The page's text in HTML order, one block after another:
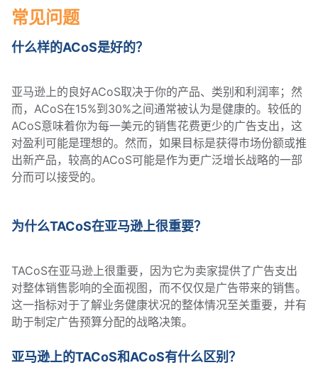
常见问题
什么样的ACoS是好的？
亚马逊上的良好ACoS取决于你的产品、类别和利润率；然
而，ACoS在15%到30%之间通常被认为是健康的。较低的
ACoS意味着你为每一美元的销售花费更少的广告支出，这
对盈利可能是理想的。然而，如果目标是获得市场份额或推
出新产品，较高的ACoS可能是作为更广泛增长战略的一部
分而可以接受的。
为什么TACoS在亚马逊上很重要？
TACoS在亚马逊上很重要，因为它为卖家提供了广告支出
对整体销售影响的全面视图，而不仅仅是广告带来的销售。
这一指标对于了解业务健康状况的整体情况至关重要，并有
助于制定广告预算分配的战略决策。
亚马逊上的TACoS和ACoS有什么区别？